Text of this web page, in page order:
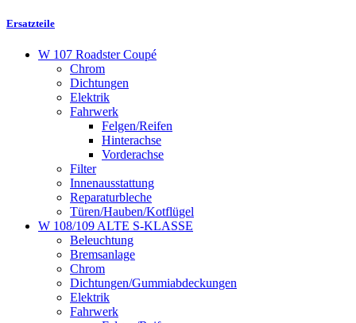
Ersatzteile
W 107 Roadster Coupé
Chrom
Dichtungen
Elektrik
Fahrwerk
Felgen/Reifen
Hinterachse
Vorderachse
Filter
Innenausstattung
Reparaturbleche
Türen/Hauben/Kotflügel
W 108/109 ALTE S-KLASSE
Beleuchtung
Bremsanlage
Chrom
Dichtungen/Gummiabdeckungen
Elektrik
Fahrwerk